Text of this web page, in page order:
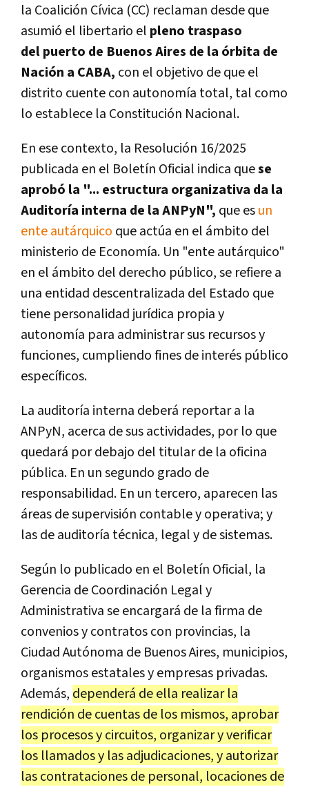
la Coalición Cívica (CC) reclaman desde que
asumió el libertario el pleno traspaso
del puerto de Buenos Aires de la órbita de
Nación a CABA, con el objetivo de que el
distrito cuente con autonomía total, tal como
lo establece la Constitución Nacional.
En ese contexto, la Resolución 16/2025
publicada en el Boletín Oficial indica quese
aprobó la "... estructura organizativa da la
Auditoría interna de la ANPyN", que esun
ente autárquico que actúa en el ámbito del
ministerio de Economía. Un "ente autárquico"
en el ámbito del derecho público, se refiere a
una entidad descentralizada del Estado que
tiene personalidad jurídica propia y
autonomía para administrar sus recursos y
funciones, cumpliendo fines de interés público
específicos.
La auditoría interna deberá reportar a la
ANPyN, acerca de sus actividades, por lo que
quedará por debajo del titular de la oficina
pública. En un segundo grado de
responsabilidad. En un tercero, aparecen las
áreas de supervisión contable y operativa; y
las de auditoría técnica, legal y de sistemas.
Según lo publicado en el Boletín Oficial, la
Gerencia de Coordinación Legal y
Administrativa se encargará de la firma de
convenios y contratos con provincias, la
Ciudad Autónoma de Buenos Aires, municipios,
organismos estatales y empresas privadas.
Además, dependerá de ella realizar la
rendición de cuentas de los mismos, aprobar
los procesos y circuitos, organizar y verificar
los llamados y las adjudicaciones, y autorizar
las contrataciones de personal, locaciones de